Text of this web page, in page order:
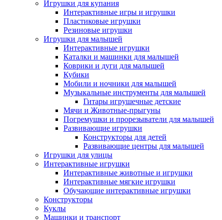
Игрушки для купания
Интерактивные игры и игрушки
Пластиковые игрушки
Резиновые игрушки
Игрушки для малышей
Интерактивные игрушки
Каталки и машинки для малышей
Коврики и дуги для малышей
Кубики
Мобили и ночники для малышей
Музыкальные инструменты для малышей
Гитары игрушечные детские
Мячи и Животные-прыгуны
Погремушки и прорезыватели для малышей
Развивающие игрушки
Конструкторы для детей
Развивающие центры для малышей
Игрушки для улицы
Интерактивные игрушки
Интерактивные животные и игрушки
Интерактивные мягкие игрушки
Обучающие интерактивные игрушки
Конструкторы
Куклы
Машинки и транспорт